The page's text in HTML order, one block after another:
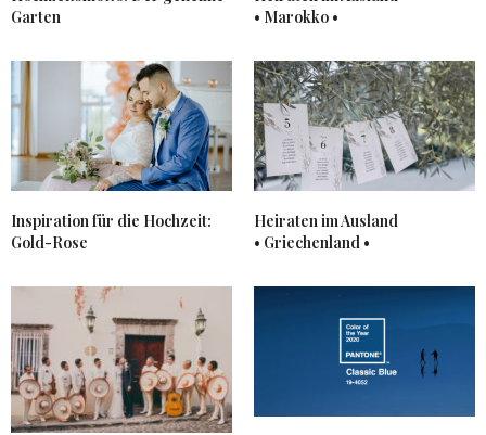
Garten
• Marokko •
Inspiration für die Hochzeit:
Gold-Rose
Heiraten im Ausland
• Griechenland •